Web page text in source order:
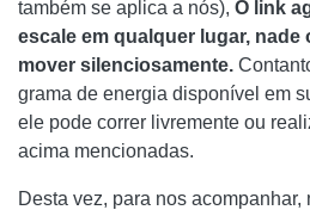
também se aplica a nós), O link
escale em qualquer lugar, nade
mover silenciosamente.
grama de energia disponível em
ele pode correr livremente ou
acima mencionadas.
Desta vez, para nos acompanhar,